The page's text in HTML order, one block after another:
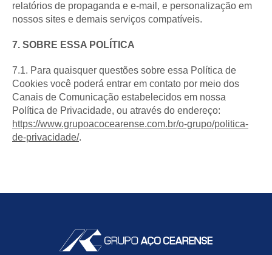
relatórios de propaganda e e-mail, e personalização em
nossos sites e demais serviços compatíveis.
7. SOBRE ESSA POLÍTICA
7.1. Para quaisquer questões sobre essa Política de
Cookies você poderá entrar em contato por meio dos
Canais de Comunicação estabelecidos em nossa
Política de Privacidade, ou através do endereço:
https://www.grupoacocearense.com.br/o-grupo/politica-
de-privacidade/.